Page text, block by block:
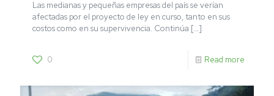
Las medianas y pequeñas empresas del país se verían
afectadas por el proyecto de ley en curso, tanto en sus
costos como en su supervivencia. Continúa […]
0 Read more